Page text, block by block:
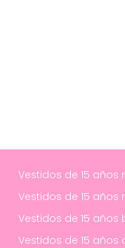
Vestidos de 15 años
Vestidos de 15 años
Vestidos de 15 años
Vestidos de 15 años